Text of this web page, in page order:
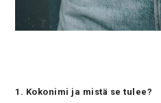
1. Kokonimi ja mistä se tulee?